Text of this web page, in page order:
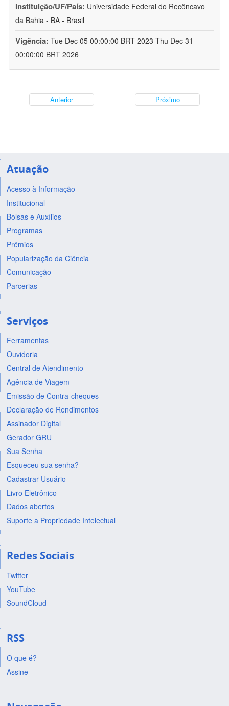
Instituição/UF/País: Universidade Federal do Recôncavo
da Bahia - BA - Brasil
Vigência: Tue Dec 05 00:00:00 BRT 2023-Thu Dec 31
00:00:00 BRT 2026
Anterior Próximo
Atuação
Acesso à Informação
Institucional
Bolsas e Auxílios
Programas
Prêmios
Popularização da Ciência
Comunicação
Parcerias
Serviços
Ferramentas
Ouvidoria
Central de Atendimento
Agência de Viagem
Emissão de Contra-cheques
Declaração de Rendimentos
Assinador Digital
Gerador GRU
Sua Senha
Esqueceu sua senha?
Cadastrar Usuário
Livro Eletrônico
Dados abertos
Suporte a Propriedade Intelectual
Redes Sociais
Twitter
YouTube
SoundCloud
RSS
O que é?
Assine